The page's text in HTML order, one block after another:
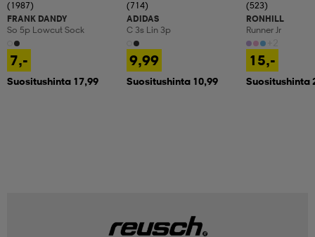
(1987)
FRANK DANDY
So 5p Lowcut Sock
7,-
Suositushinta 17,99
(714)
ADIDAS
C 3s Lin 3p
9,99
Suositushinta 10,99
(523)
RONHILL
Runner Jr
15,-
Suositushinta